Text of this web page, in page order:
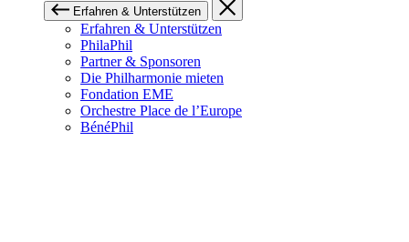
Erfahren & Unterstützen
Erfahren & Unterstützen
PhilaPhil
Partner & Sponsoren
Die Philharmonie mieten
Fondation EME
Orchestre Place de l’Europe
BénéPhil